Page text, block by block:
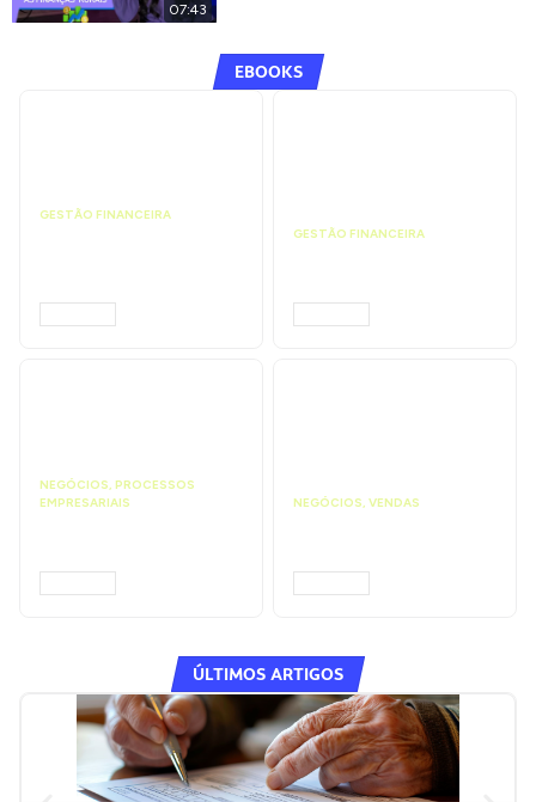
07:43
EBOOKS
GESTÃO FINANCEIRA
GESTÃO FINANCEIRA
NEGÓCIOS, PROCESSOS
EMPRESARIAIS
NEGÓCIOS, VENDAS
ÚLTIMOS ARTIGOS